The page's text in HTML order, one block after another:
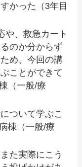
かった（3年目
や、救急カート
のか分からず
め、今回の講
ことができて
（一般/療
ついて学ぶこ
棟（一般/療
た実際にこう